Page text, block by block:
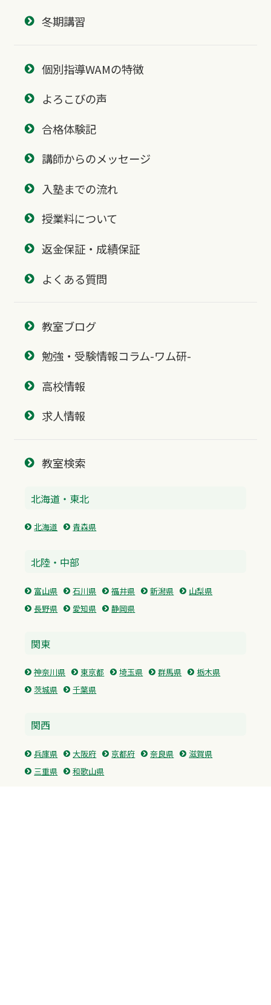
冬期講習
個別指導WAMの特徴
よろこびの声
合格体験記
講師からのメッセージ
入塾までの流れ
授業料について
返金保証・成績保証
よくある質問
教室ブログ
勉強・受験情報コラム-ワム研-
高校情報
求人情報
教室検索
北海道・東北
北海道 青森県
北陸・中部
富山県 石川県 福井県 新潟県
山梨県
長野県
愛知県 静岡県
関東
神奈川県 東京都 埼玉県 群馬県
栃木県
茨城県
千葉県
関西
兵庫県 大阪府 京都府 奈良県
滋賀県
三重県
和歌山県